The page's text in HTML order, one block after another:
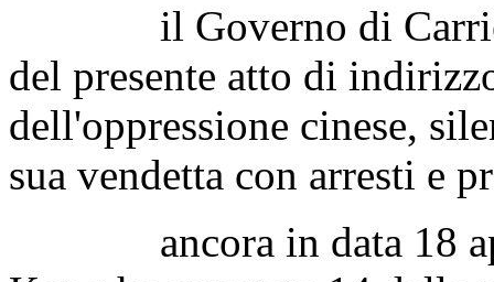
il Governo di Carrie
del presente atto di
dell'oppressione cinese,
sua vendetta con arresti e
ancora in data 18